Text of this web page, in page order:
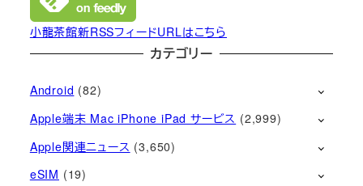
小龍茶館新RSSフィードURLはこちら
カテゴリー
Android (82)
Apple端末 Mac iPhone iPad サービス (2,999)
Apple関連ニュース (3,650)
eSIM (19)